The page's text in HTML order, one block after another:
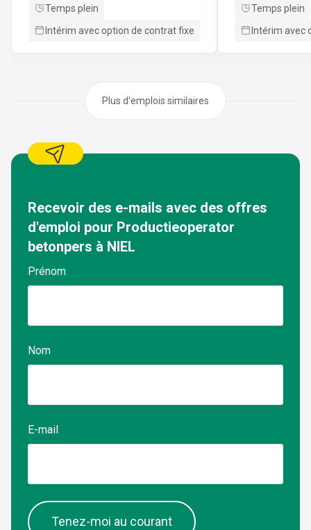
fiche technique de
en béton.Nettoyage des machines, des
Temps plein
Intérim avec option de contrat fixe
productionVous
imprévusVous
production
Temps plein
Intérim avec
Plus d'emplois similaires
Recevoir des e-mails avec des offres
d'emploi pour Productieoperator
betonpers à NIEL
Prénom
Nom
E-mail
Tenez-moi au courant